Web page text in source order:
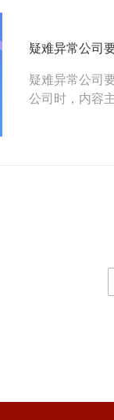
疑难异常公司
疑难异常公司
公司时，内容